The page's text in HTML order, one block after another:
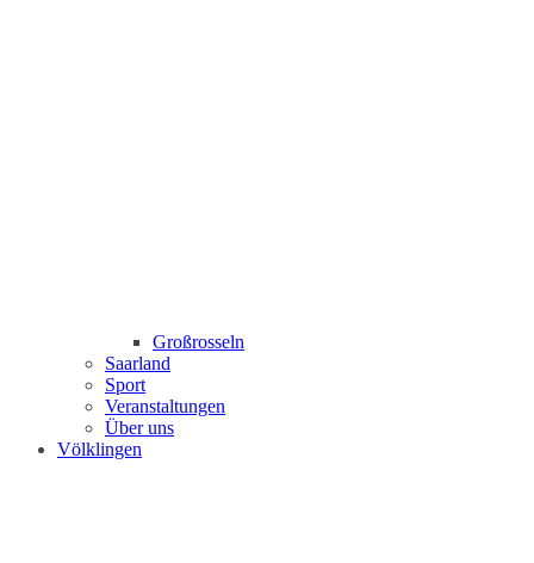
Großrosseln
Saarland
Sport
Veranstaltungen
Über uns
Völklingen